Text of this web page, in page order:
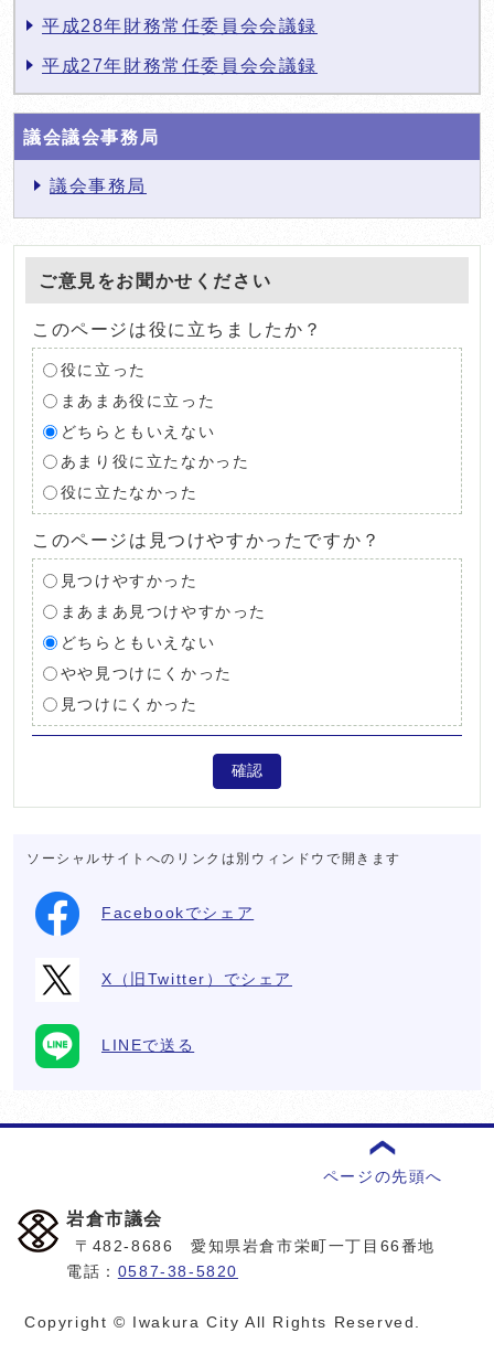
平成28年財務常任委員会会議録
平成27年財務常任委員会会議録
議会議会事務局
議会事務局
ご意見をお聞かせください
このページは役に立ちましたか？
役に立った
まあまあ役に立った
どちらともいえない
あまり役に立たなかった
役に立たなかった
このページは見つけやすかったですか？
見つけやすかった
まあまあ見つけやすかった
どちらともいえない
やや見つけにくかった
見つけにくかった
確認
ソーシャルサイトへのリンクは別ウィンドウで開きます
Facebookでシェア
X（旧Twitter）でシェア
LINEで送る
ページの先頭へ
岩倉市議会
〒482-8686 愛知県岩倉市栄町一丁目66番地
電話： 0587-38-5820
Copyright © Iwakura City All Rights Reserved.